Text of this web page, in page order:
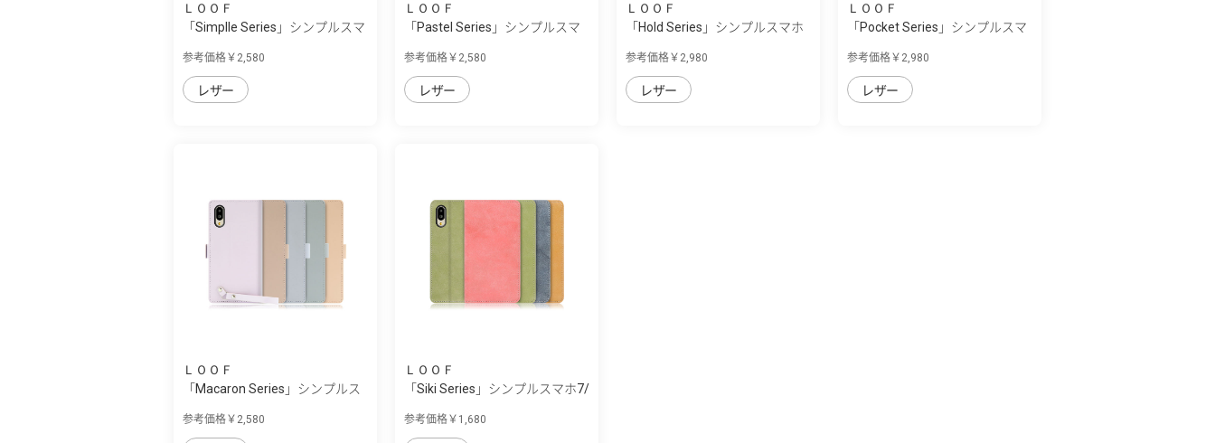
ＬＯＯＦ
「Simplle Series」シンプルスマ
参考価格￥2,580
レザー
ＬＯＯＦ
「Pastel Series」シンプルスマ
参考価格￥2,580
レザー
ＬＯＯＦ
「Hold Series」シンプルスマホ
参考価格￥2,980
レザー
ＬＯＯＦ
「Pocket Series」シンプルスマ
参考価格￥2,980
レザー
ＬＯＯＦ
「Macaron Series」シンプルス
参考価格￥2,580
ＬＯＯＦ
「Siki Series」シンプルスマホ7/
参考価格￥1,680